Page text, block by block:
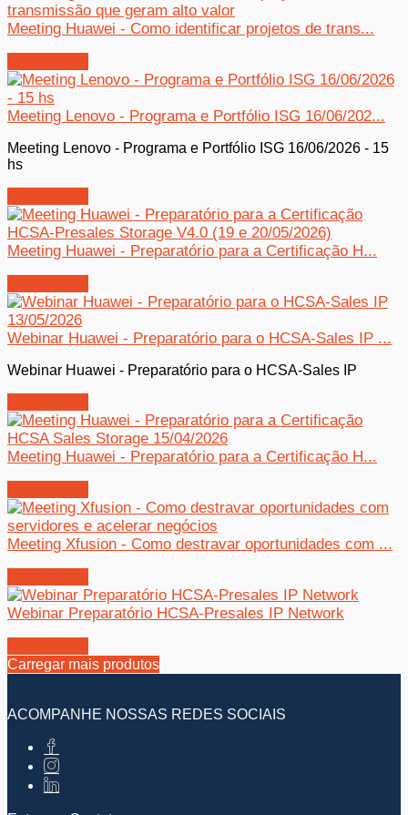
Meeting Huawei - Como identificar projetos de trans...
Meeting Lenovo - Programa e Portfólio ISG 16/06/202...
Meeting Lenovo - Programa e Portfólio ISG 16/06/2026 - 15
hs
Meeting Huawei - Preparatório para a Certificação H...
Webinar Huawei - Preparatório para o HCSA-Sales IP ...
Webinar Huawei - Preparatório para o HCSA-Sales IP
Meeting Huawei - Preparatório para a Certificação H...
Meeting Xfusion - Como destravar oportunidades com ...
Webinar Preparatório HCSA-Presales IP Network
Carregar mais produtos
ACOMPANHE NOSSAS REDES SOCIAIS